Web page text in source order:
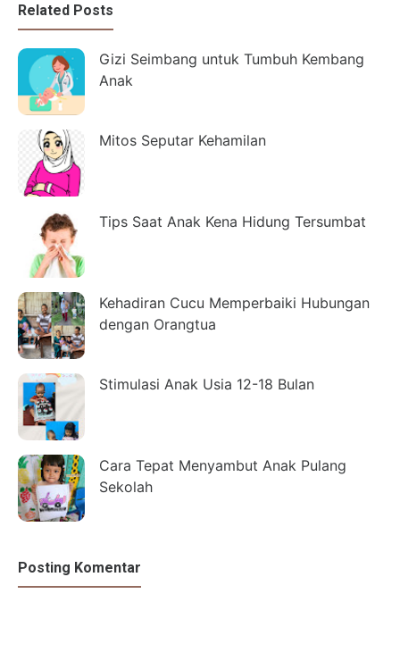
Related Posts
Gizi Seimbang untuk Tumbuh Kembang
Anak
Mitos Seputar Kehamilan
Tips Saat Anak Kena Hidung Tersumbat
Kehadiran Cucu Memperbaiki Hubungan
dengan Orangtua
Stimulasi Anak Usia 12-18 Bulan
Cara Tepat Menyambut Anak Pulang
Sekolah
Posting Komentar